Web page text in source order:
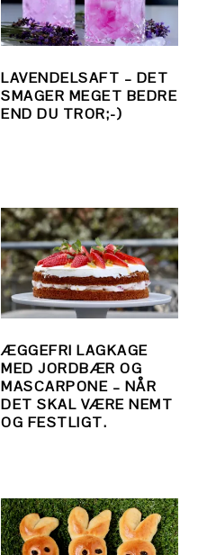
LAVENDELSAFT – DET
SMAGER MEGET BEDRE
END DU TROR;-)
ÆGGEFRI LAGKAGE
MED JORDBÆR OG
MASCARPONE – NÅR
DET SKAL VÆRE NEMT
OG FESTLIGT.